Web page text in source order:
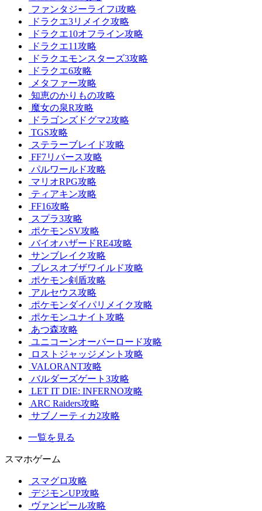
ファンタジーライフi攻略
ドラクエ3リメイク攻略
ドラクエ10オフライン攻略
ドラクエ11攻略
ドラクエモンスターズ3攻略
ドラクエ6攻略
メタファー攻略
知恵のかりもの攻略
魔女の泉R攻略
ドラゴンズドグマ2攻略
TGS攻略
ステラーブレイド攻略
FF7リバース攻略
パルワールド攻略
マリオRPG攻略
ティアキン攻略
FF16攻略
スプラ3攻略
ポケモンSV攻略
バイオハザードRE4攻略
サンブレイク攻略
ブレスオブザワイルド攻略
ポケモン剣盾攻略
アルセウス攻略
ポケモンダイパリメイク攻略
ポケモンユナイト攻略
あつ森攻略
ユニコーンオーバーロード攻略
ロストジャッジメント攻略
VALORANT攻略
バルダーズゲート3攻略
LET IT DIE: INFERNO攻略
ARC Raiders攻略
サブノーティカ2攻略
一覧を見る
スマホゲーム
スマグロ攻略
デジモンUP攻略
ヴァンピール攻略